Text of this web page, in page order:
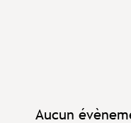
Aucun